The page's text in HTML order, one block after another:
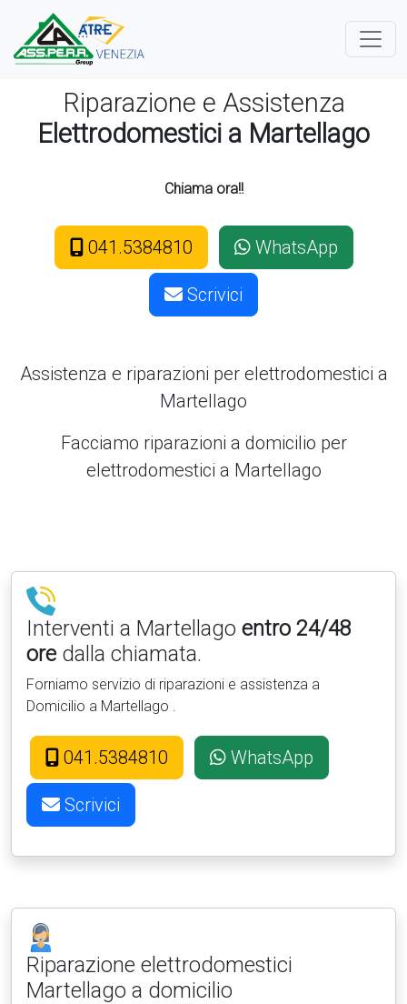
Riparazione e Assistenza
Elettrodomestici a Martellago
Chiama ora!!
041.5384810 WhatsApp
Scrivici
Assistenza e riparazioni per elettrodomestici a
Martellago
Facciamo riparazioni a domicilio per
elettrodomestici a Martellago
Interventi a Martellago entro 24/48
ore dalla chiamata.
Forniamo servizio di riparazioni e assistenza a
Domicilio a Martellago .
041.5384810 WhatsApp
Scrivici
Riparazione elettrodomestici
Martellago a domicilio